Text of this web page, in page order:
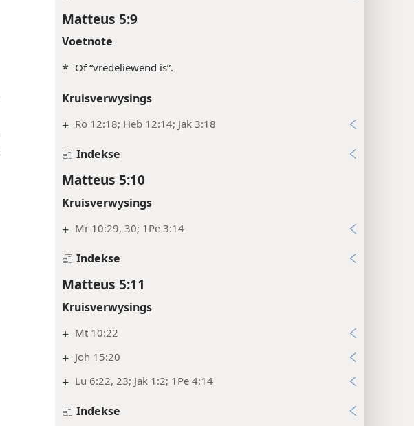
Matteus 5:9
Voetnote
* Of “vredeliewend is”.
Kruisverwysings
+ Ro 12:18; Heb 12:14; Jak 3:18
Indekse
Matteus 5:10
Kruisverwysings
+ Mr 10:29, 30; 1Pe 3:14
Indekse
Matteus 5:11
Kruisverwysings
+ Mt 10:22
+ Joh 15:20
+ Lu 6:22, 23; Jak 1:2; 1Pe 4:14
Indekse